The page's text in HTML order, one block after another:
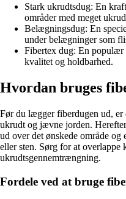
Stark ukrudtsdug: En
områder med meget
Belægningsdug: En
under belægninger som
Fibertex dug: En
kvalitet og holdbarhed.
Hvordan bruges
Før du lægger fiberdugen ud, er
ukrudt og jævne jorden.
ud over det ønskede område og
eller sten. Sørg for at overlappe
ukrudtsgennemtrængning.
Fordele ved at bruge